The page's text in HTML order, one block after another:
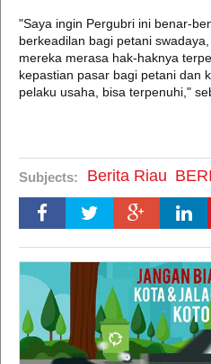
"Saya ingin Pergubri ini benar-
berkeadilan bagi petani
mereka merasa hak-haknya
kepastian pasar bagi petani dan
pelaku usaha, bisa terpenuhi,"
Subjects: Berita Riau